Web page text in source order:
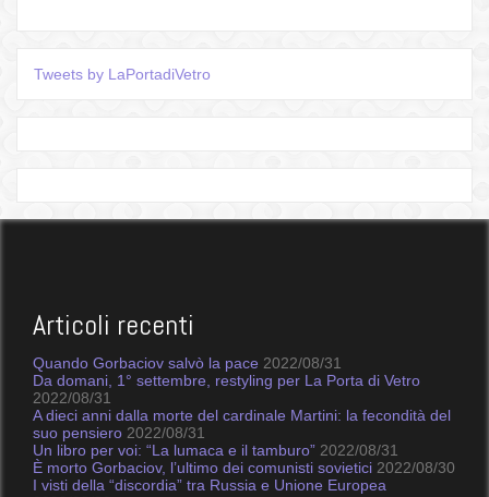
Tweets by LaPortadiVetro
Articoli recenti
Quando Gorbaciov salvò la pace 2022/08/31
Da domani, 1° settembre, restyling per La Porta di Vetro
2022/08/31
A dieci anni dalla morte del cardinale Martini: la fecondità del
suo pensiero 2022/08/31
Un libro per voi: “La lumaca e il tamburo” 2022/08/31
È morto Gorbaciov, l’ultimo dei comunisti sovietici 2022/08/30
I visti della “discordia” tra Russia e Unione Europea